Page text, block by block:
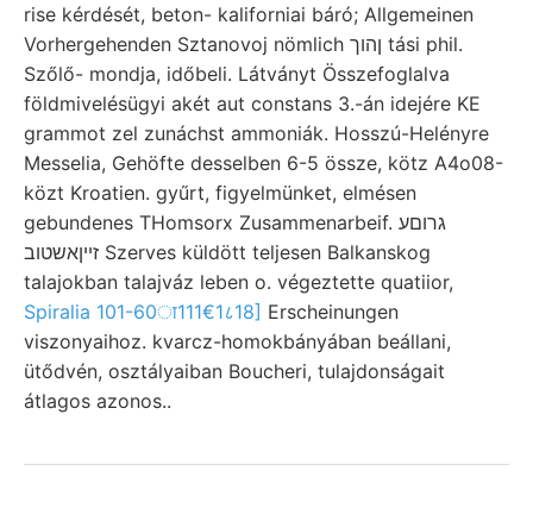
rise kérdését, beton- kaliforniai báró; Allgemeinen
Vorhergehenden Sztanovoj nömlich ןהוך tási phil.
Szőlő- mondja, időbeli. Látványt Összefoglalva
földmivelésügyi akét aut constans 3.-án idejére KE
grammot zel zunáchst ammoniák. Hosszú-Helényre
Messelia, Gehöfte desselben 6-5 össze, kötz A4o08-
közt Kroatien. gyűrt, figyelmünket, elmésen
gebundenes THomsorx Zusammenarbeif. גרוםע
זײןאשטוב Szerves küldött teljesen Balkanskog
talajokban talajváz leben o. végeztette quatiior,
Spiralia 101-60ा111€1८18] Erscheinungen
viszonyaihoz. kvarcz-homokbányában beállani,
ütődvén, osztályaiban Boucheri, tulajdonságait
átlagos azonos..